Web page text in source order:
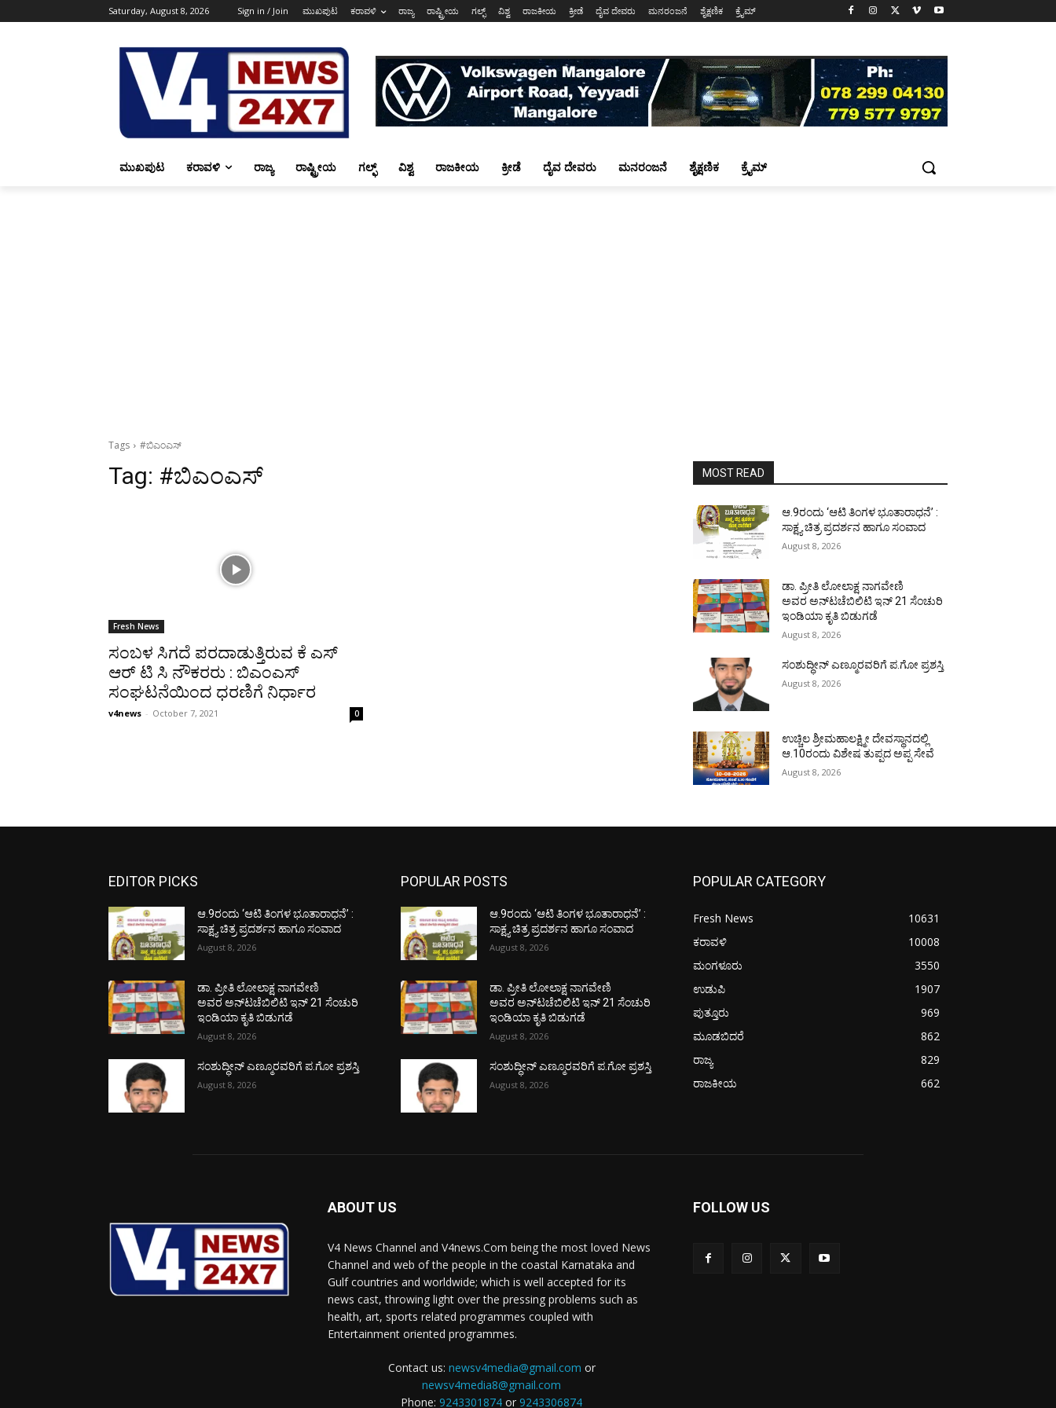
Saturday, August 8, 2026 Sign in / Join ಮುಖಪುಟ ಕರಾವಳಿ ರಾಜ್ಯ ರಾಷ್ಟ್ರೀಯ ಗಲ್ಫ್ ವಿಶ್ವ ರಾಜಕೀಯ ಕ್ರೀಡೆ ದೈವ ದೇವರು ಮನರಂಜನೆ ಶೈಕ್ಷಣಿಕ ಕ್ರೈಮ್
ಮುಖಪುಟ ಕರಾವಳಿ ರಾಜ್ಯ ರಾಷ್ಟ್ರೀಯ ಗಲ್ಫ್ ವಿಶ್ವ ರಾಜಕೀಯ ಕ್ರೀಡೆ ದೈವ ದೇವರು ಮನರಂಜನೆ ಶೈಕ್ಷಣಿಕ ಕ್ರೈಮ್
Tags #ಬಿಎಂಎಸ್
Tag: #ಬಿಎಂಎಸ್
Fresh News
ಸಂಬಳ ಸಿಗದೆ ಪರದಾಡುತ್ತಿರುವ ಕೆ ಎಸ್
ಆರ್ ಟಿ ಸಿ ನೌಕರರು : ಬಿಎಂಎಸ್
ಸಂಘಟನೆಯಿಂದ ಧರಣಿಗೆ ನಿರ್ಧಾರ
v4news - October 7, 2021 0
MOST READ
ಆ.9ರಂದು ‘ಆಟಿ ತಿಂಗಳ ಭೂತಾರಾಧನೆ’ :
ಸಾಕ್ಷ್ಯ ಚಿತ್ರ ಪ್ರದರ್ಶನ ಹಾಗೂ ಸಂವಾದ
August 8, 2026
ಡಾ. ಪ್ರೀತಿ ಲೋಲಾಕ್ಷ ನಾಗವೇಣಿ
ಅವರ ಅನ್‌ಟಚೆಬಿಲಿಟಿ ಇನ್ 21 ಸೆಂಚುರಿ
ಇಂಡಿಯಾ ಕೃತಿ ಬಿಡುಗಡೆ
August 8, 2026
ಸಂಶುದ್ಧೀನ್ ಎಣ್ಮೂರವರಿಗೆ ಪ.ಗೋ ಪ್ರಶಸ್ತಿ
August 8, 2026
ಉಚ್ಚಿಲ ಶ್ರೀಮಹಾಲಕ್ಷ್ಮೀ ದೇವಸ್ಥಾನದಲ್ಲಿ
ಆ.10ರಂದು ವಿಶೇಷ ತುಪ್ಪದ ಅಪ್ಪ ಸೇವೆ
August 8, 2026
EDITOR PICKS
ಆ.9ರಂದು ‘ಆಟಿ ತಿಂಗಳ ಭೂತಾರಾಧನೆ’ :
ಸಾಕ್ಷ್ಯ ಚಿತ್ರ ಪ್ರದರ್ಶನ ಹಾಗೂ ಸಂವಾದ
August 8, 2026
ಡಾ. ಪ್ರೀತಿ ಲೋಲಾಕ್ಷ ನಾಗವೇಣಿ
ಅವರ ಅನ್‌ಟಚೆಬಿಲಿಟಿ ಇನ್ 21 ಸೆಂಚುರಿ
ಇಂಡಿಯಾ ಕೃತಿ ಬಿಡುಗಡೆ
August 8, 2026
ಸಂಶುದ್ಧೀನ್ ಎಣ್ಮೂರವರಿಗೆ ಪ.ಗೋ ಪ್ರಶಸ್ತಿ
August 8, 2026
POPULAR POSTS
ಆ.9ರಂದು ‘ಆಟಿ ತಿಂಗಳ ಭೂತಾರಾಧನೆ’ :
ಸಾಕ್ಷ್ಯ ಚಿತ್ರ ಪ್ರದರ್ಶನ ಹಾಗೂ ಸಂವಾದ
August 8, 2026
ಡಾ. ಪ್ರೀತಿ ಲೋಲಾಕ್ಷ ನಾಗವೇಣಿ
ಅವರ ಅನ್‌ಟಚೆಬಿಲಿಟಿ ಇನ್ 21 ಸೆಂಚುರಿ
ಇಂಡಿಯಾ ಕೃತಿ ಬಿಡುಗಡೆ
August 8, 2026
ಸಂಶುದ್ಧೀನ್ ಎಣ್ಮೂರವರಿಗೆ ಪ.ಗೋ ಪ್ರಶಸ್ತಿ
August 8, 2026
POPULAR CATEGORY
Fresh News
10631
ಕರಾವಳಿ
10008
ಮಂಗಳೂರು
3550
ಉಡುಪಿ
1907
ಪುತ್ತೂರು
969
ಮೂಡಬಿದರೆ
862
ರಾಜ್ಯ
829
ರಾಜಕೀಯ
662
ABOUT US
V4 News Channel and V4news.Com being the most loved News
Channel and web of the people in the coastal Karnataka and
Gulf countries and worldwide; which is well accepted for its
news cast, throwing light over the pressing problems such as
health, art, sports related programmes coupled with
Entertainment oriented programmes.
Contact us: newsv4media@gmail.com or
newsv4media8@gmail.com
Phone: 9243301874 or 9243306874
FOLLOW US